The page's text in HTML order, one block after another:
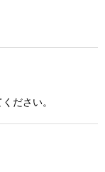
ださい。